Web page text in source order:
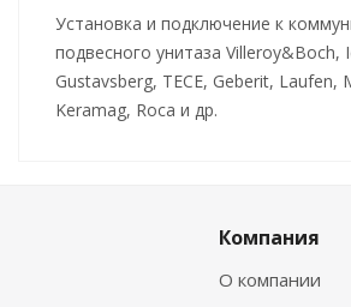
Установка и подключение к
подвесного унитаза Villeroy&Boch,
Gustavsberg, TECE, Geberit, Laufen,
Keramag, Roca и др.
Компания
О компании